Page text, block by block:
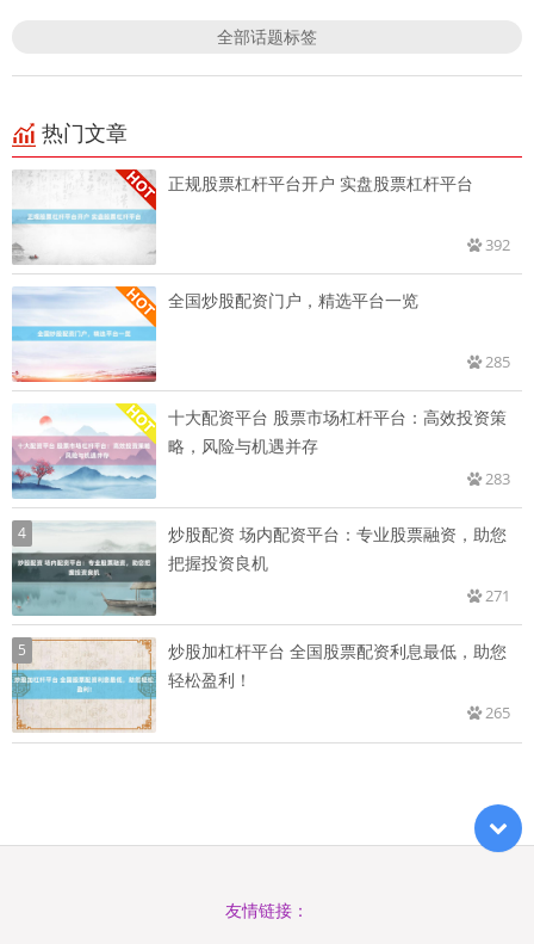
全部话题标签
热门文章
正规股票杠杆平台开户 实盘股票杠杆平台
392
全国炒股配资门户，精选平台一览
285
十大配资平台 股票市场杠杆平台：高效投资策
略，风险与机遇并存
283
4
炒股配资 场内配资平台：专业股票融资，助您
把握投资良机
271
5
炒股加杠杆平台 全国股票配资利息最低，助您
轻松盈利！
265
友情链接：